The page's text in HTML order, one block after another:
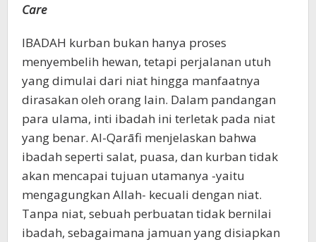
Care
IBADAH kurban bukan hanya proses
menyembelih hewan, tetapi perjalanan utuh
yang dimulai dari niat hingga manfaatnya
dirasakan oleh orang lain. Dalam pandangan
para ulama, inti ibadah ini terletak pada niat
yang benar. Al-Qarāfi menjelaskan bahwa
ibadah seperti salat, puasa, dan kurban tidak
akan mencapai tujuan utamanya -yaitu
mengagungkan Allah- kecuali dengan niat.
Tanpa niat, sebuah perbuatan tidak bernilai
ibadah, sebagaimana jamuan yang disiapkan